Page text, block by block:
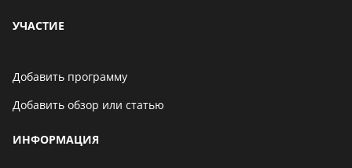
УЧАСТИЕ
Добавить программу
Добавить обзор или статью
ИНФОРМАЦИЯ